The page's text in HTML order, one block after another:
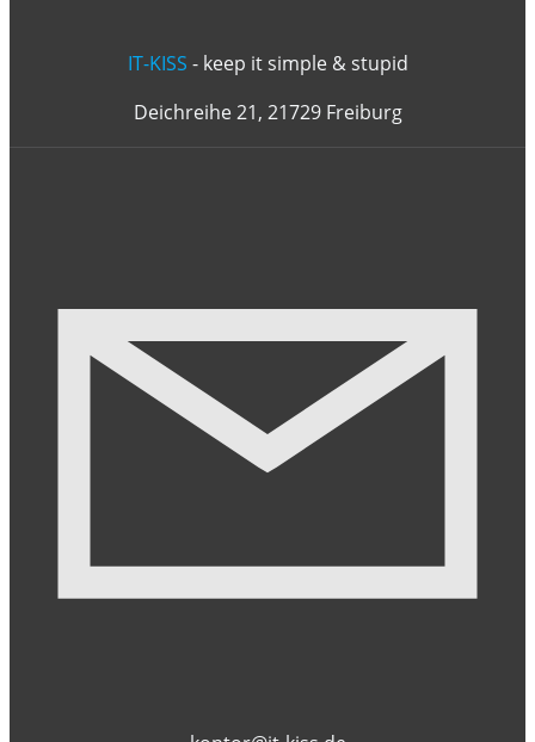
IT-KISS - keep it simple & stupid
Deichreihe 21, 21729 Freiburg